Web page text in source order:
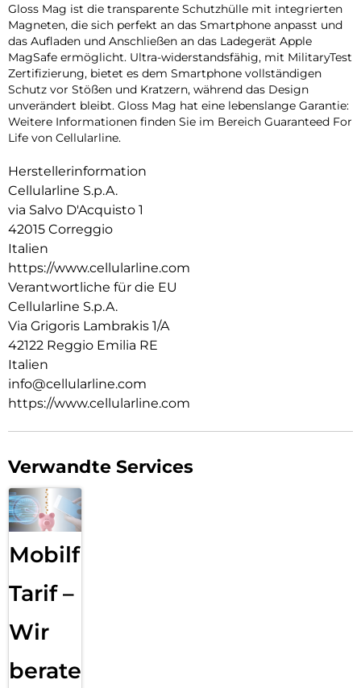
Gloss Mag ist die transparente Schutzhülle mit integrierten
Magneten, die sich perfekt an das Smartphone anpasst und
das Aufladen und Anschließen an das Ladegerät Apple
MagSafe ermöglicht. Ultra-widerstandsfähig, mit MilitaryTest
Zertifizierung, bietet es dem Smartphone vollständigen
Schutz vor Stößen und Kratzern, während das Design
unverändert bleibt. Gloss Mag hat eine lebenslange Garantie:
Weitere Informationen finden Sie im Bereich Guaranteed For
Life von Cellularline.
Herstellerinformation
Cellularline S.p.A.
via Salvo D'Acquisto 1
42015 Correggio
Italien
https://www.cellularline.com
Verantwortliche für die EU
Cellularline S.p.A.
Via Grigoris Lambrakis 1/A
42122 Reggio Emilia RE
Italien
info@cellularline.com
https://www.cellularline.com
Verwandte Services
Mobilfunk
Tarif –
Wir
beraten